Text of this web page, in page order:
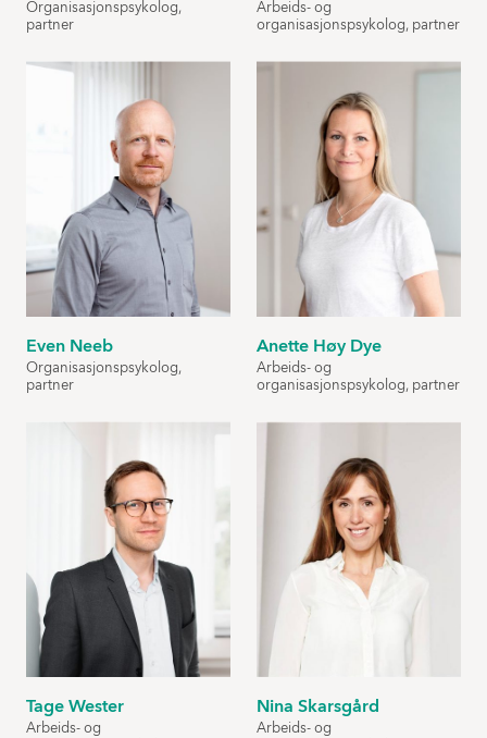
Organisasjonspsykolog,
partner
Arbeids- og
organisasjonspsykolog, partner
Even Neeb
Organisasjonspsykolog,
partner
Anette Høy Dye
Arbeids- og
organisasjonspsykolog, partner
Tage Wester
Arbeids- og
Nina Skarsgård
Arbeids- og